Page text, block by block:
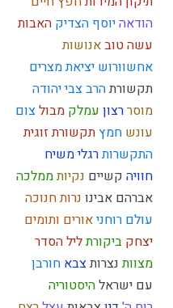
הודאהיוסף הצדיק האבות
עשה טובאנושות
אחשוורוש יציאת מצרים
תקשורתהרב צבי יהודה
מוסררצון עמלק מבולצום
עונש חמץתקשורת זוגית
התקשרותרגלי משיח
חוויה קשיים נקיותממלכה
אברהם אבינו נרות חנוכה
עולם רוחניאורים ותומים
יצחק ביקורתליל הסדר
מצוותנצרותצבא חורבן
עם ישראלהיסטוריה